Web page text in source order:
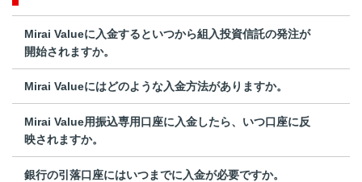
Mirai Valueに入金するといつから組入投資信託の発注が
開始されますか。
Mirai Valueにはどのような入金方法がありますか。
Mirai Value用振込専用口座に入金したら、いつ口座に反
映されますか。
銀行の引落口座にはいつまでに入金が必要ですか。